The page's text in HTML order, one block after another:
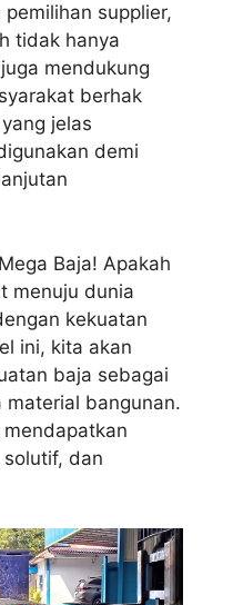
supplier,
tidak hanya
mendukung
berhak
jelas
demi
Baja! Apakah
menuju dunia
kekuatan
ini, kita akan
baja sebagai
bangunan.
dan